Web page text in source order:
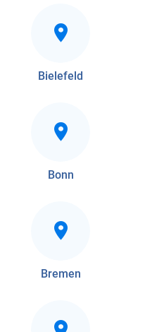
Bielefeld
Bonn
Bremen